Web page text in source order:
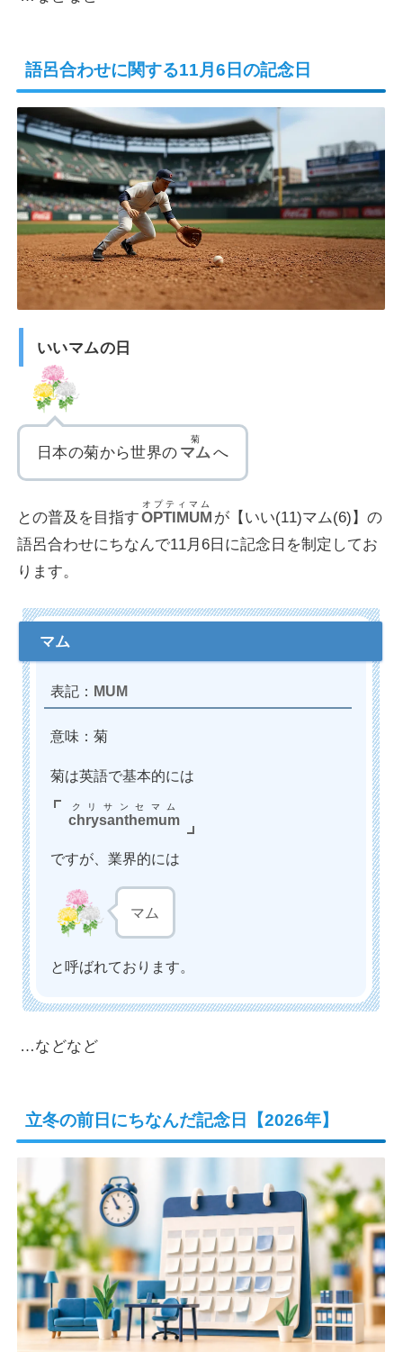
語呂合わせに関する11月6日の記念日
いいマムの日
日本の菊から世界の マム
菊
へ
との普及を目指すOPTIMUM
オプティマム
が【いい(11)マム(6)】の
語呂合わせにちなんで11月6日に記念日を制定してお
ります。
MUM
意味：菊
菊は英語で基本的には
chrysanthemum
クリサンセマム
ですが、業界的には
マム
と呼ばれております。
…などなど
立冬の前日にちなんだ記念日【2026年】